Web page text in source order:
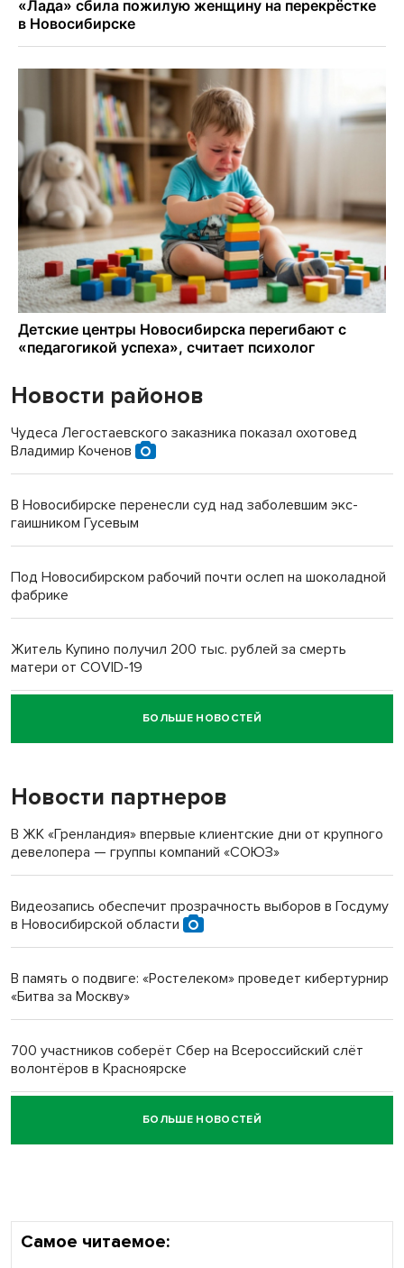
Новости районов
Чудеса Легостаевского заказника показал охотовед
Владимир Коченов
В Новосибирске перенесли суд над заболевшим экс-
гаишником Гусевым
Под Новосибирском рабочий почти ослеп на шоколадной
фабрике
Житель Купино получил 200 тыс. рублей за смерть
матери от COVID-19
Новосибирский суд наказал водителя за смерть
пенсионерки на вокзале
«Мы живём на пастбище!»: в новосибирском селе лошади
терроризируют жителей
Инвалид получил условный срок за избиение врачей
Новосибирский преподаватель с женой вошли в топ-16
Обновлённое отделение ВТБ открылось в Искитиме
БОЛЬШЕ НОВОСТЕЙ
Новости партнеров
В ЖК «Гренландия» впервые клиентские дни от крупного
девелопера — группы компаний «СОЮЗ»
Видеозапись обеспечит прозрачность выборов в Госдуму
в Новосибирской области
В память о подвиге: «Ростелеком» проведет кибертурнир
«Битва за Москву»
700 участников соберёт Сбер на Всероссийский слёт
волонтёров в Красноярске
Честный выбор: видеонаблюдение обеспечит
объективность результатов ЕДГ в Новосибирской
БОЛЬШЕ НОВОСТЕЙ
Самое читаемое: